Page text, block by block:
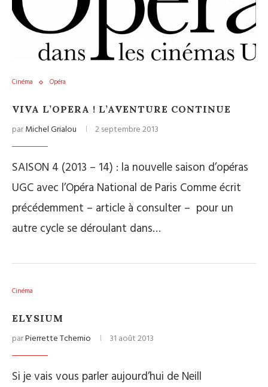
Cinéma Opéra
VIVA L’OPERA ! L’AVENTURE CONTINUE
parMichel Grialou 2 septembre 2013
SAISON 4 (2013 – 14) : la nouvelle saison d’opéras
UGC avec l’Opéra National de Paris Comme écrit
précédemment – article à consulter – pour un
autre cycle se déroulant dans…
Cinéma
ELYSIUM
parPierrette Tchernio 31 août 2013
Si je vais vous parler aujourd’hui de Neill